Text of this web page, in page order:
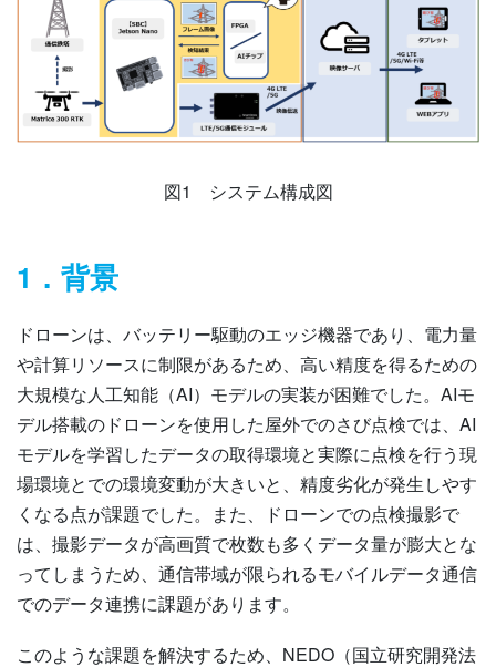
図1 システム構成図
1．背景
ドローンは、バッテリー駆動のエッジ機器であり、電力量
や計算リソースに制限があるため、高い精度を得るための
大規模な人工知能（AI）モデルの実装が困難でした。AIモ
デル搭載のドローンを使用した屋外でのさび点検では、AI
モデルを学習したデータの取得環境と実際に点検を行う現
場環境とでの環境変動が大きいと、精度劣化が発生しやす
くなる点が課題でした。また、ドローンでの点検撮影で
は、撮影データが高画質で枚数も多くデータ量が膨大とな
ってしまうため、通信帯域が限られるモバイルデータ通信
でのデータ連携に課題があります。
このような課題を解決するため、NEDO（国立研究開発法